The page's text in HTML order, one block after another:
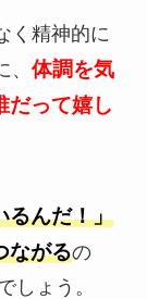
く精神的に
体調を気
だって嬉し
るんだ！」
ながるの
しょう。